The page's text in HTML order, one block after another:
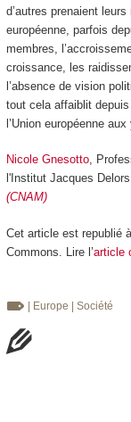
d’autres prenaient
européenne, parfois
membres,
croissance, les
l’absence de vision
tout cela affaiblit
l’Union européenne
Nicole Gnesotto,
l'Institut Jacques
(CNAM)
Cet article est republié
Commons. Lire l’article
| Europe | Société